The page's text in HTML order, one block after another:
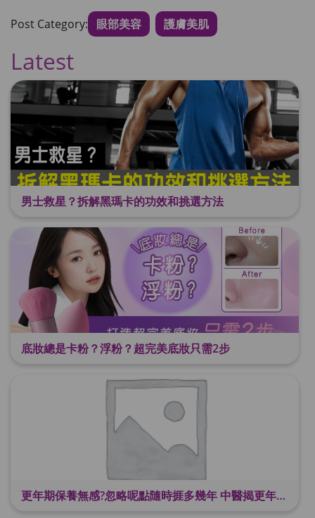
Post Category: 眼部美容 護膚美肌
Latest
男士救星？拆解黑瑪卡的功效和挑選方法
底妝總是卡粉？浮粉？超完美底妝只需2步
更年期保養無感?忽略呢點隨時捱多幾年 中醫揭更年保養關鍵 輕鬆舒適渡過更年期